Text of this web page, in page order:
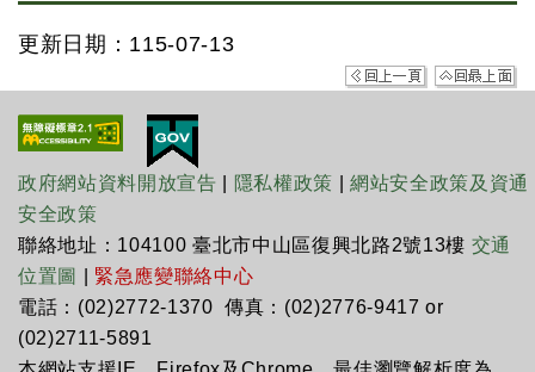
更新日期：115-07-13
政府網站資料開放宣告 隱私權政策 |網站安全政策及資通
安全政策
聯絡地址：104100 臺北市中山區復興北路2號13樓 交通
位置圖
緊急應變聯絡中心
電話：(02)2772-1370 傳真：(02)2776-9417 or
(02)2711-5891